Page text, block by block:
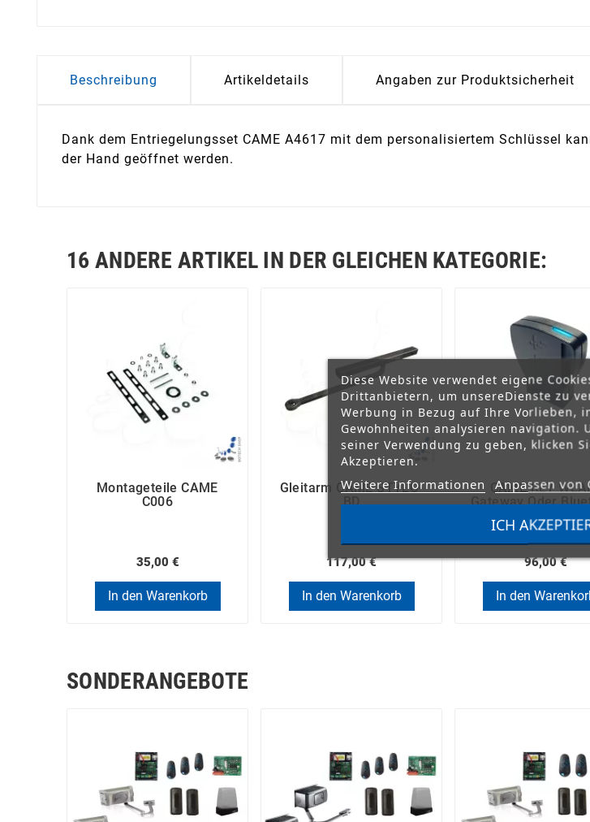
Beschreibung Artikeldetails Angaben zur Produktsicherheit
Dank dem Entriegelungsset CAME A4617 mit dem personalisiertem Schlüssel
der Hand geöffnet werden.
16 ANDERE ARTIKEL IN DER GLEICHEN KATEGORIE:
Montageteile CAME
C006
35,00 €
In den Warenkorb
Gleitarm CAME STYLO-
BD
117,00 €
In den Warenkorb
CAME KEY
Gateway Oder
Schalter (806SA-
96,00 €
In den
SONDERANGEBOTE
Diese Website verwendet eigene
Drittanbietern, um unsereDienste zu
Werbung in Bezug auf Ihre Vorlieben,
Gewohnheiten analysieren navigation.
seiner Verwendung zu geben, klicken
Akzeptieren.
Weitere Informationen Anpassen von
ICH